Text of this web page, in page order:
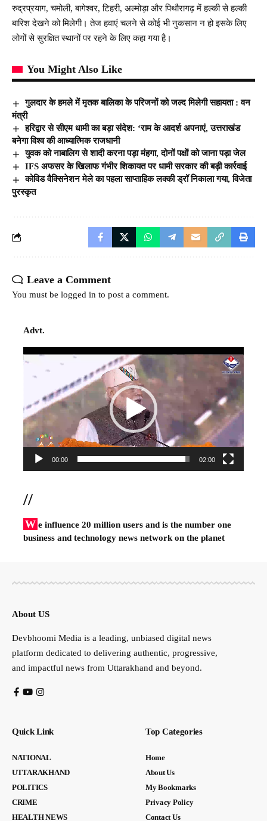
रुद्रप्रयाग, चमोली, बागेश्वर, टिहरी, अल्मोड़ा और पिथौरागढ़ में हल्की से हल्की
बारिश देखने को मिलेगी। तेज हवाएं चलने से कोई भी नुकसान न हो इसके लिए
लोगों से सुरक्षित स्थानों पर रहने के लिए कहा गया है।
You Might Also Like
गुलदार के हमले में मृतक बालिका के परिजनों को जल्द मिलेगी सहायता : वन
मंत्री
हरिद्वार से सीएम धामी का बड़ा संदेश: ‘राम के आदर्श अपनाएं, उत्तराखंड
बनेगा विश्व की आध्यात्मिक राजधानी
युवक को नाबालिग से शादी करना पड़ा मंहगा, दोनों पक्षाें को जाना पड़ा जेल
IFS अफसर के खिलाफ गंभीर शिकायत पर धामी सरकार की बड़ी कार्रवाई
कोविड वैक्सिनेशन मेले का पहला साप्ताहिक लक्की ड्रॉ निकाला गया, विजेता
पुरस्कृत
Leave a Comment
You must be logged in to post a comment.
Advt.
Video
00:00 02:00
//
W e influence 20 million users and is the number one
business and technology news network on the planet
About US
Devbhoomi Media is a leading, unbiased digital news
platform dedicated to delivering authentic, progressive,
and impactful news from Uttarakhand and beyond.
Quick Link
NATIONAL
UTTARAKHAND
POLITICS
CRIME
HEALTH NEWS
Top Categories
Home
About Us
My Bookmarks
Privacy Policy
Contact Us